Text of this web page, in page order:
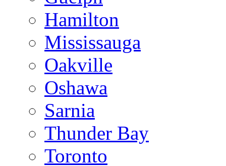
Hamilton
Mississauga
Oakville
Oshawa
Sarnia
Thunder Bay
Toronto